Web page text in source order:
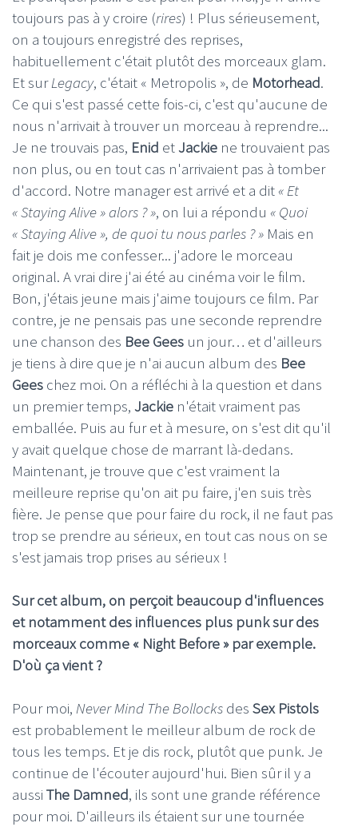
toujours pas à y croire (rires) ! Plus sérieusement,
on a toujours enregistré des reprises,
habituellement c'était plutôt des morceaux glam.
Et surLegacy, c'était « Metropolis », de Motorhead.
Ce qui s'est passé cette fois-ci, c'est qu'aucune de
nous n'arrivait à trouver un morceau à reprendre...
Je ne trouvais pas, Enid etJackie ne trouvaient pas
non plus, ou en tout cas n'arrivaient pas à tomber
d'accord. Notre manager est arrivé et a dit« Et
« Staying Alive » alors ? », on lui a répondu « Quoi
« Staying Alive », de quoi tu nous parles ? » Mais en
fait je dois me confesser... j'adore le morceau
original. A vrai dire j'ai été au cinéma voir le film.
Bon, j'étais jeune mais j'aime toujours ce film. Par
contre, je ne pensais pas une seconde reprendre
une chanson des Bee Gees un jour… et d'ailleurs
je tiens à dire que je n'ai aucun album des Bee
Gees chez moi. On a réfléchi à la question et dans
un premier temps, Jackie n'était vraiment pas
emballée. Puis au fur et à mesure, on s'est dit qu'il
y avait quelque chose de marrant là-dedans.
Maintenant, je trouve que c'est vraiment la
meilleure reprise qu'on ait pu faire, j'en suis très
fière. Je pense que pour faire du rock, il ne faut pas
trop se prendre au sérieux, en tout cas nous on se
s'est jamais trop prises au sérieux !
Sur cet album, on perçoit beaucoup d'influences
et notamment des influences plus punk sur des
morceaux comme « Night Before » par exemple.
D'où ça vient ?
Pour moi, Never Mind The Bollocks des Sex Pistols
est probablement le meilleur album de rock de
tous les temps. Et je dis rock, plutôt que punk. Je
continue de l'écouter aujourd'hui. Bien sûr il y a
aussi The Damned, ils sont une grande référence
pour moi. D'ailleurs ils étaient sur une tournée